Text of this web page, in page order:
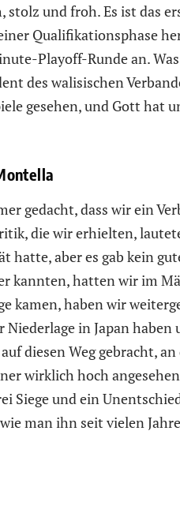
und froh. Es ist das
Qualifikationsphase
Playoff-Runde an.
des walisischen
gesehen, und Gott hat
gedacht, dass wir ein
die wir erhielten,
aber es gab kein
kannten, hatten wir im
kamen, haben wir
in Japan haben
diesen Weg gebracht,
wirklich hoch
Siege und ein
man ihn seit vielen